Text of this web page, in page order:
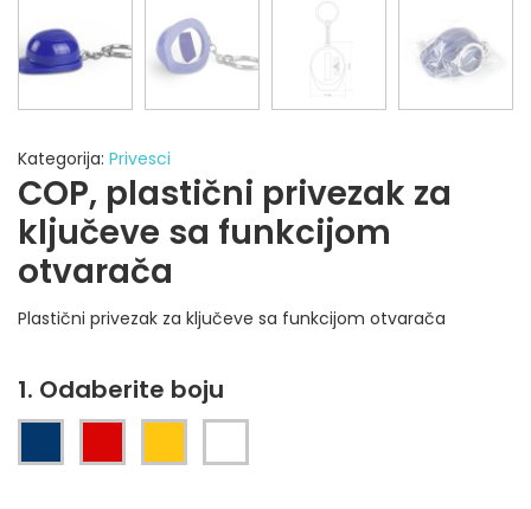
Kategorija: Privesci
COP, plastični privezak za
ključeve sa funkcijom
otvarača
Plastični privezak za ključeve sa funkcijom otvarača
1. Odaberite boju